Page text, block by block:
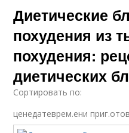
Диетические
похудения из
похудения:
диетических
Сортировать по:
ценедатеврем.ени